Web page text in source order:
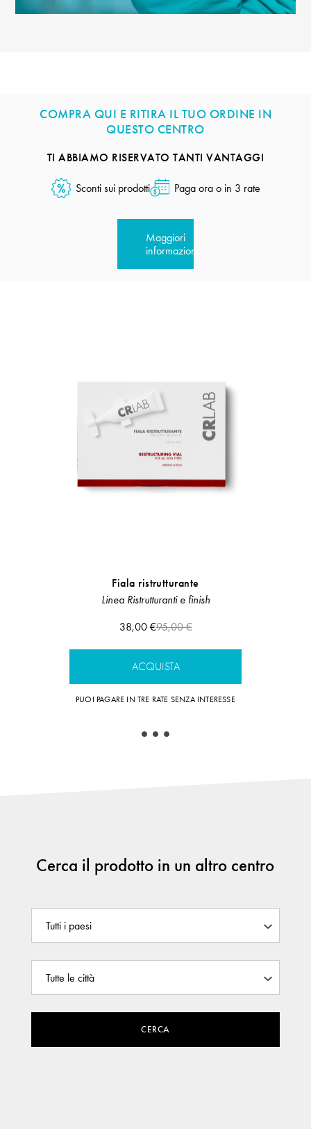
COMPRA QUI E RITIRA IL TUO ORDINE IN
QUESTO CENTRO
TI ABBIAMO RISERVATO TANTI VANTAGGI
Sconti sui prodotti Paga ora o in 3 rate
Maggiori
informazioni
Fiala ristrutturante
Linea Ristrutturanti e finish
38,00 €95,00 €
ACQUISTA
PUOI PAGARE IN TRE RATE SENZA INTERESSE
Cerca il prodotto in un altro centro
CERCA